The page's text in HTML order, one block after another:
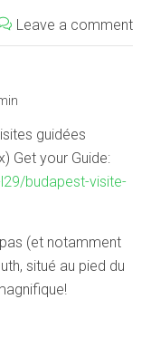
Leave a comment
guidées
Get your Guide:
budapest-visite-
(et notamment
situé au pied du